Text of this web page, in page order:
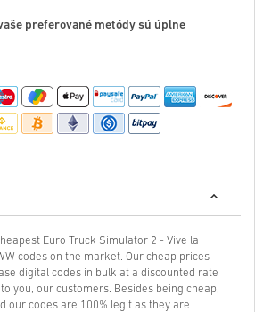
preferované metódy sú úplne
Euro Truck Simulator 2 - Vive la
codes on the market. Our cheap prices
digital codes in bulk at a discounted rate
you, our customers. Besides being cheap,
our codes are 100% legit as they are